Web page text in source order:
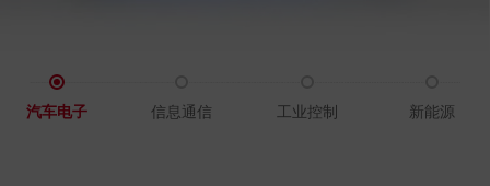
汽车电子 信息通信 工业控制 新能源